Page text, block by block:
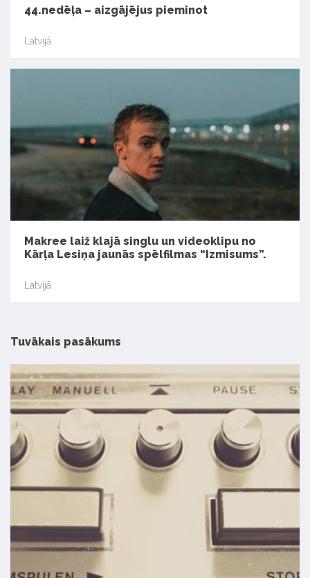
44.nedēļa – aizgājējus pieminot
Latvijā
Makree laiž klajā singlu un videoklipu no
Kārļa Lesiņa jaunās spēlfilmas “Izmisums”.
Latvijā
Tuvākais pasākums